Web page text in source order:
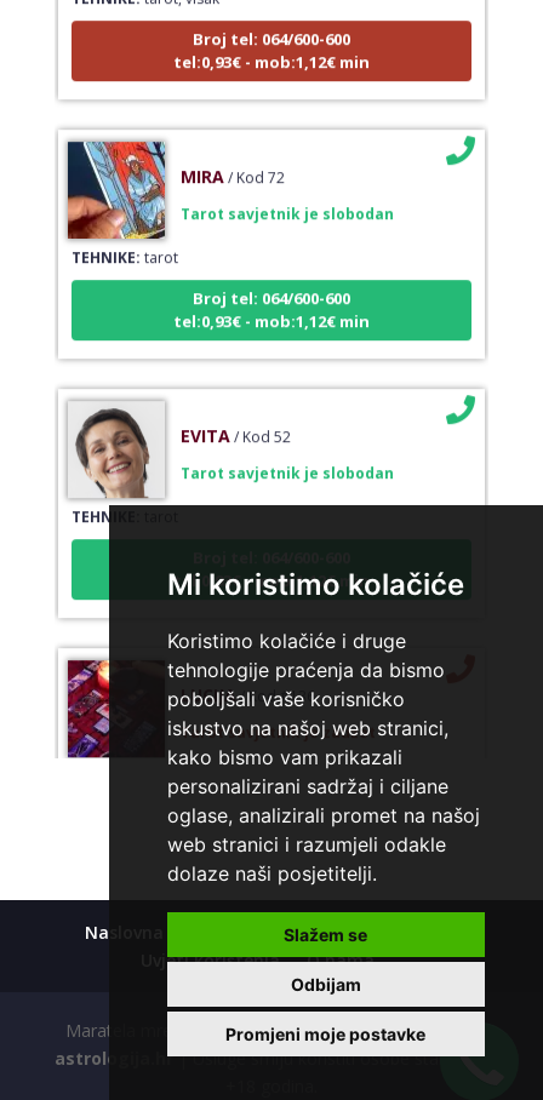
Mi koristimo kolačiće
Koristimo kolačiće i druge
tehnologije praćenja da bismo
poboljšali vaše korisničko
iskustvo na našoj web stranici,
kako bismo vam prikazali
personalizirani sadržaj i ciljane
oglase, analizirali promet na našoj
web stranici i razumjeli odakle
dolaze naši posjetitelji.
Slažem se
Odbijam
Promjeni moje postavke
Broj tel: 064/600-600
tel:0,93€ - mob:1,12€ min
MIRA / Kod 72
Tarot savjetnik je slobodan
TEHNIKE:tarot
Broj tel: 064/600-600
tel:0,93€ - mob:1,12€ min
EVITA / Kod 52
Tarot savjetnik je slobodan
TEHNIKE:tarot
tel:0,93€ - mob:1,12€ min
LUCIJA / Kod #136
Tarot savjetnik je zauzet
sudbinske karte, anđeoske poruke
Broj tel: 064/600-600
tel:0,93€ - mob:1,12€ min
/ Kod 29
Tarot savjetnik je slobodan
TEHNIKE:
tarot, lenormand, crowley, visak, kristalna
kugla, terapija kristalima, čišćenje sure, izrada amajlija za
ljubav, novac, posao, urođena vidovitost, astrologija,
Naslovna
Polica privatnosti
Uvjeti korištenja
O nama
Maratela mreže d.o.o., 072700700, +18 Copyright Ⓒ
astrologija.hr| Usluge smiju koristiti osobe starije od